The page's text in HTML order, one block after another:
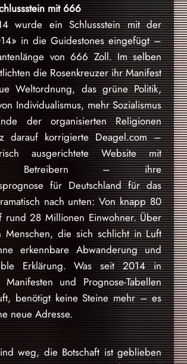
mit 666
wurde ein Schlussstein mit der
in die Guidestones eingefügt –
von 666 Zoll. Im selben
die Rosenkreuzer ihr Manifest
Weltordnung, das grüne Politik,
Individualismus, mehr Sozialismus
der organisierten Religionen
darauf korrigierte Deagel.com –
ausgerichtete Website mit
Betreibern – ihre
für Deutschland für das
nach unten: Von knapp 80
rund 28 Millionen Einwohner. Über
Menschen, die sich schlicht in Luft
erkennbare Abwanderung und
Erklärung. Was seit 2014 in
Manifesten und Prognose-Tabellen
benötigt keine Steine mehr – es
neue Adresse.
weg, die Botschaft ist geblieben